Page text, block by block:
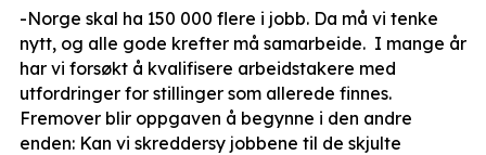
-Norge skal ha 150 000 flere i jobb. Da må vi tenke
nytt, og alle gode krefter må samarbeide. I mange år
har vi forsøkt å kvalifisere arbeidstakere med
utfordringer for stillinger som allerede finnes.
Fremover blir oppgaven å begynne i den andre
enden: Kan vi skreddersy jobbene til de skjulte